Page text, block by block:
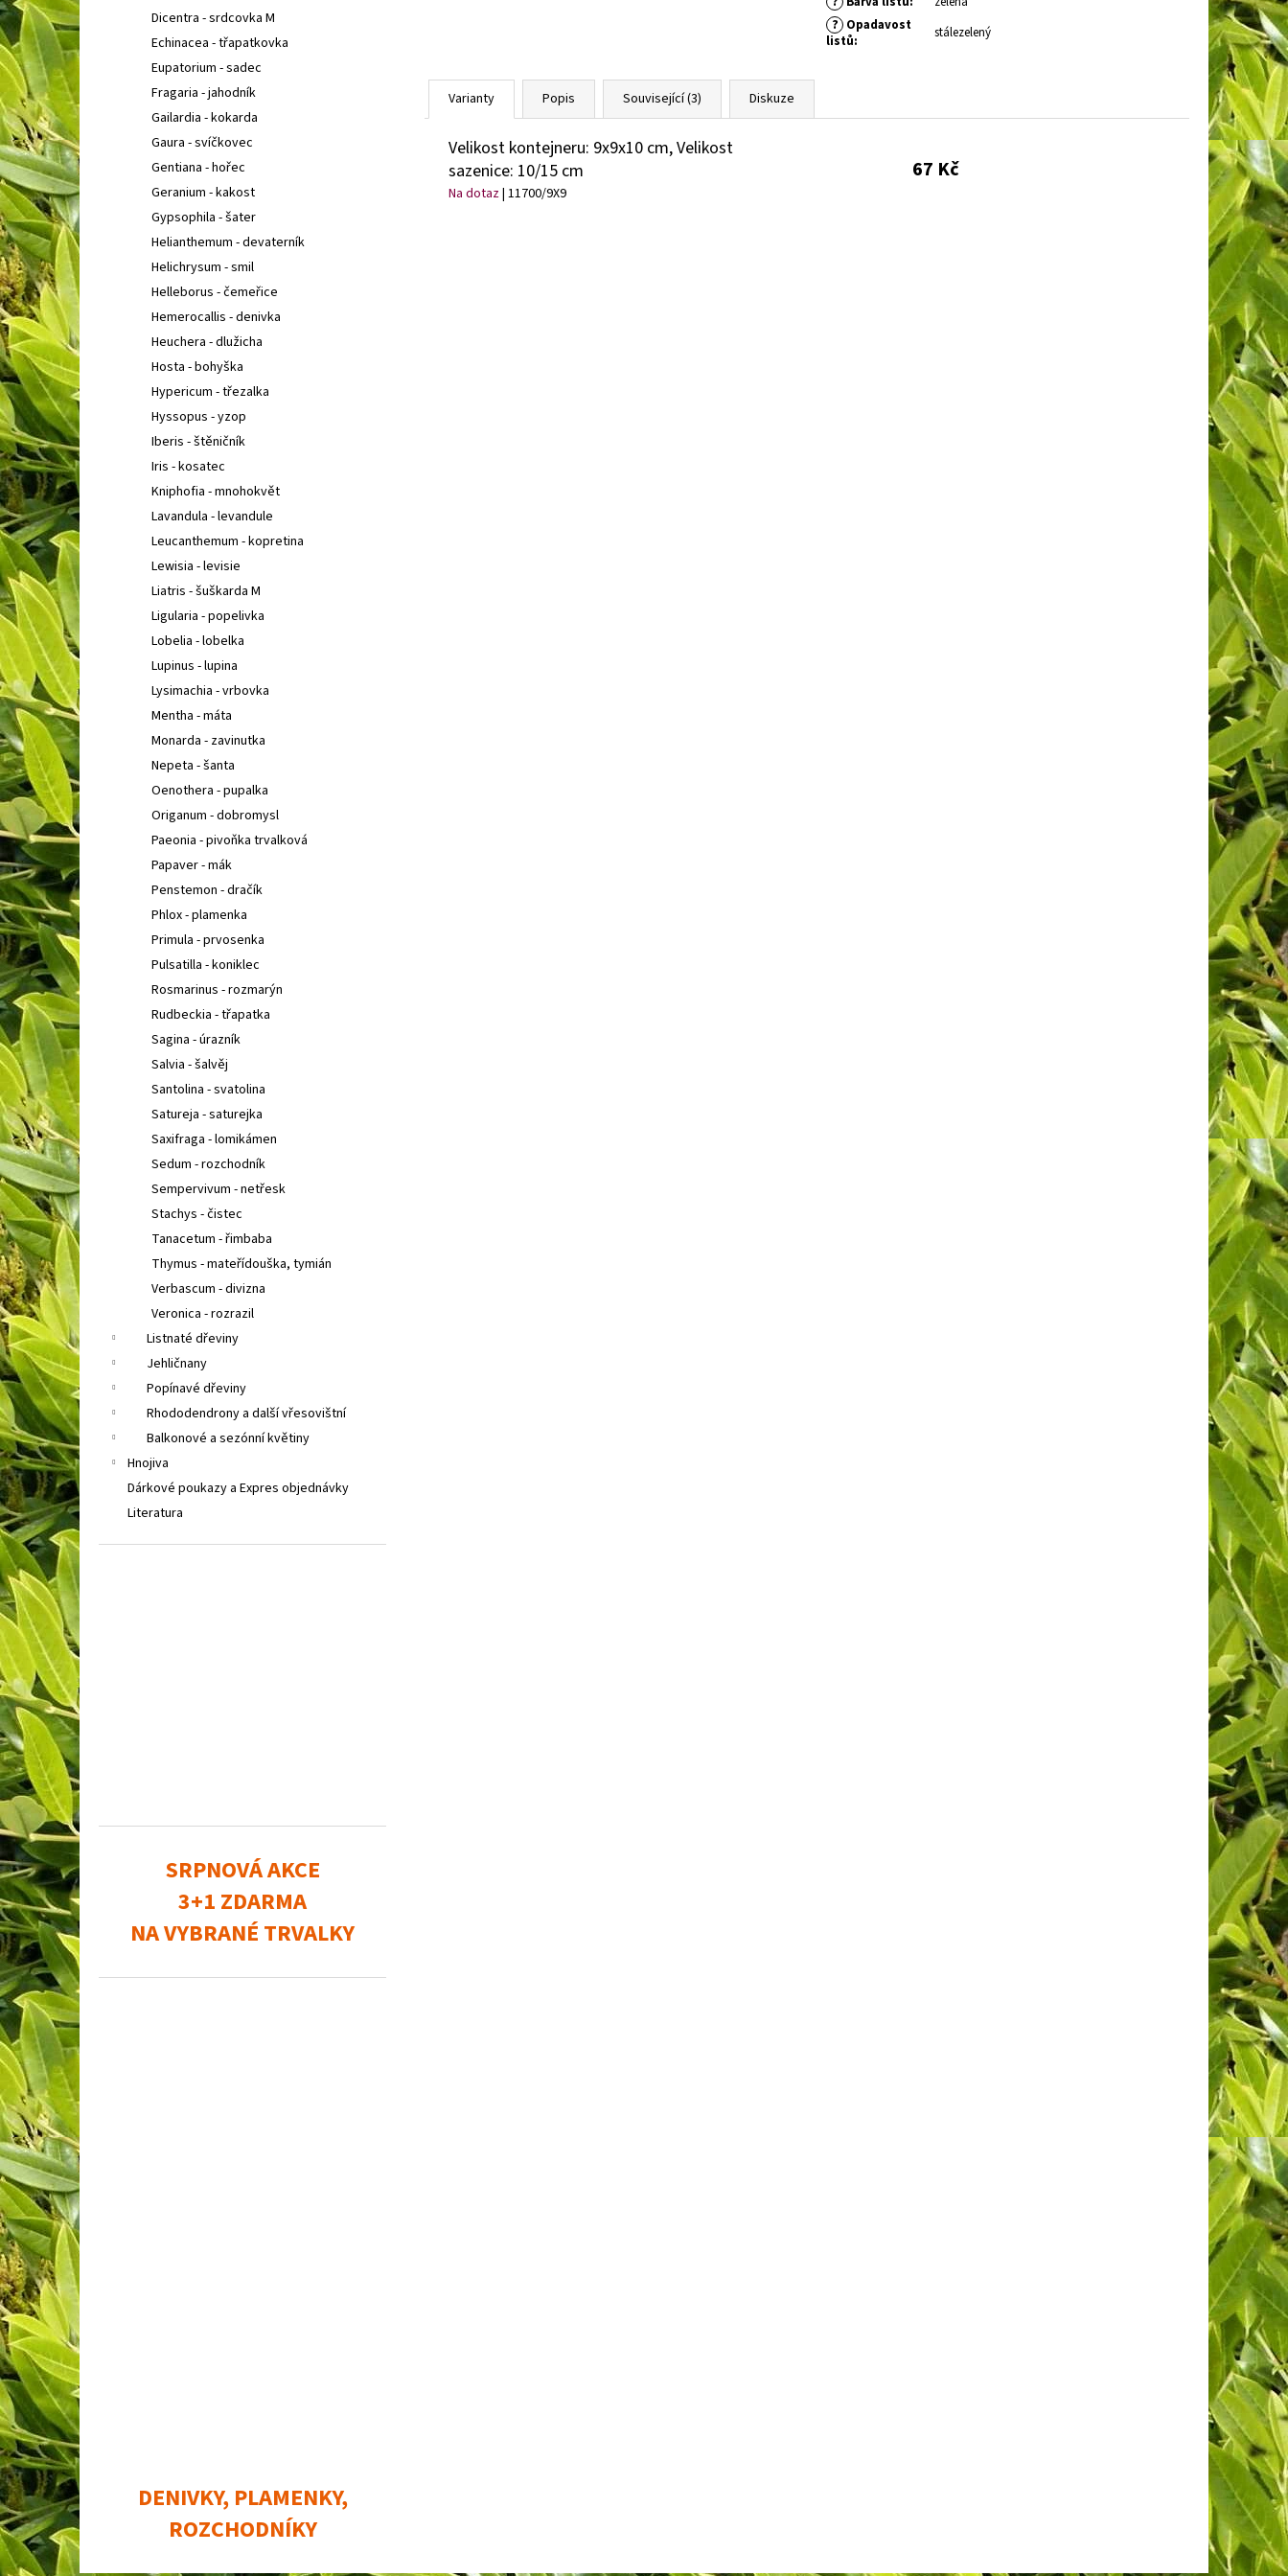
Dicentra - srdcovka M
Echinacea - třapatkovka
Eupatorium - sadec
Fragaria - jahodník
Gailardia - kokarda
Gaura - svíčkovec
Gentiana - hořec
Geranium - kakost
Gypsophila - šater
Helianthemum - devaterník
Helichrysum - smil
Helleborus - čemeřice
Hemerocallis - denivka
Heuchera - dlužicha
Hosta - bohyška
Hypericum - třezalka
Hyssopus - yzop
Iberis - štěničník
Iris - kosatec
Kniphofia - mnohokvět
Lavandula - levandule
Leucanthemum - kopretina
Lewisia - levisie
Liatris - šuškarda M
Ligularia - popelivka
Lobelia - lobelka
Lupinus - lupina
Lysimachia - vrbovka
Mentha - máta
Monarda - zavinutka
Nepeta - šanta
Oenothera - pupalka
Origanum - dobromysl
Paeonia - pivoňka trvalková
Papaver - mák
Penstemon - dračík
Phlox - plamenka
Primula - prvosenka
Pulsatilla - koniklec
Rosmarinus - rozmarýn
Rudbeckia - třapatka
Sagina - úrazník
Salvia - šalvěj
Santolina - svatolina
Satureja - saturejka
Saxifraga - lomikámen
Sedum - rozchodník
Sempervivum - netřesk
Stachys - čistec
Tanacetum - řimbaba
Thymus - mateřídouška, tymián
Verbascum - divizna
Veronica - rozrazil
Listnaté dřeviny
Jehličnany
Popínavé dřeviny
Rhododendrony a další vřesovištní
Balkonové a sezónní květiny
Hnojiva
Dárkové poukazy a Expres objednávky
Literatura
SRPNOVÁ AKCE
3+1 ZDARMA
NA VYBRANÉ TRVALKY
DENIVKY, PLAMENKY,
ROZCHODNÍKY
? Opadavost
listů: stálezelený
Varianty Popis Související (3) Diskuze
Velikost kontejneru: 9x9x10 cm, Velikost
sazenice: 10/15 cm
Na dotaz| 11700/9X9
67 Kč